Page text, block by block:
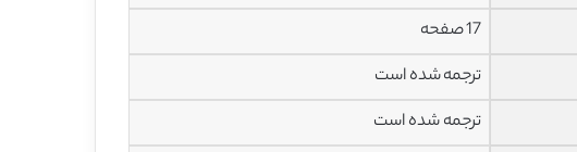
17 صفحه
ترجمه شده است
ترجمه شده است